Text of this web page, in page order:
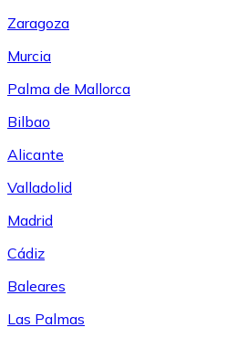
Zaragoza
Murcia
Palma de Mallorca
Bilbao
Alicante
Valladolid
Madrid
Cádiz
Baleares
Las Palmas